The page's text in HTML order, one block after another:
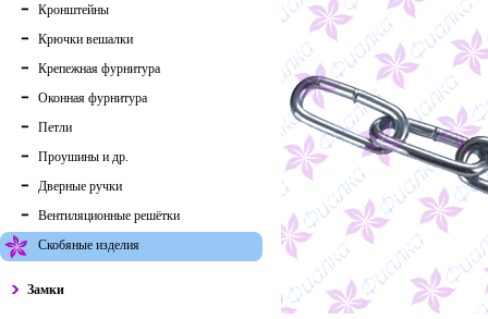
Кронштейны
Крючки вешалки
Крепежная фурнитура
Оконная фурнитура
Петли
Проушины и др.
Дверные ручки
Вентиляционные решётки
Скобяные изделия
Замки